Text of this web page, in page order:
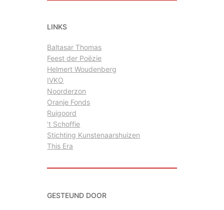
n
LINKS
Baltasar Thomas
Feest der Poëzie
Helmert Woudenberg
IVKO
Noorderzon
Oranje Fonds
Ruigoord
’t Schoffie
Stichting Kunstenaarshuizen
This Era
GESTEUND DOOR